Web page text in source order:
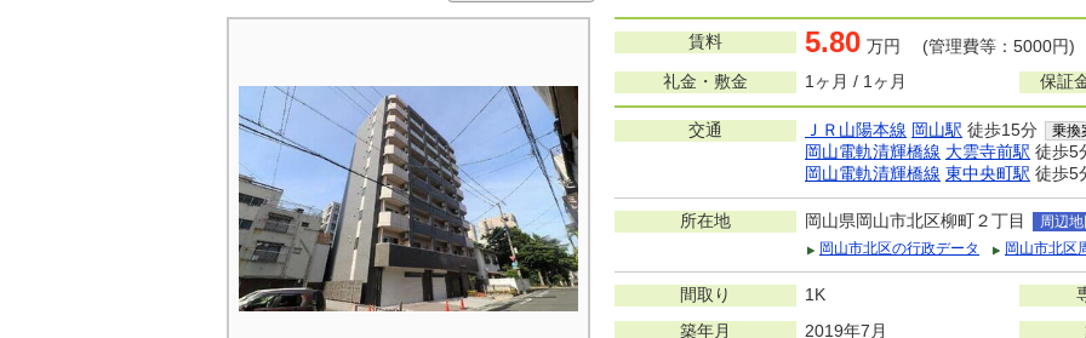
賃料 5.80 万円 (管理費等：5000円)
礼金・敷金
1ヶ月 / 1ヶ月 保証
交通 ＪＲ山陽本線 岡山駅 徒歩15分 乗換
岡山電軌清輝橋線 大雲寺前駅 徒歩5
岡山電軌清輝橋線 東中央町駅 徒歩5
所在地 岡山県岡山市北区柳町２丁目
周辺地
岡山市北区の行政データ
岡山市北区
間取り 1K
築年月 2019年7月